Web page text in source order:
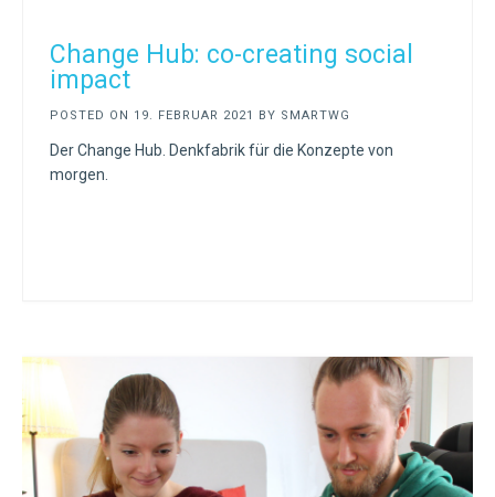
Change Hub: co-creating social
impact
POSTED ON 19. FEBRUAR 2021 BY SMARTWG
Der Change Hub. Denkfabrik für die Konzepte von
morgen.